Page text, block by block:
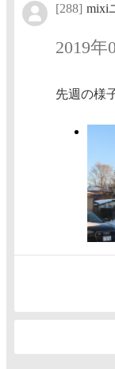
[288] mixi
2019年
先週の様